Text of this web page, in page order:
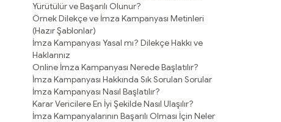
Yürütülür ve Başarılı Olunur?
Örnek Dilekçe ve İmza Kampanyası Metinleri
(Hazır Şablonlar)
İmza Kampanyası Yasal mı? Dilekçe Hakkı ve
Haklarınız
Online İmza Kampanyası Nerede Başlatılır?
İmza Kampanyası Hakkında Sık Sorulan Sorular
İmza Kampanyası Nasıl Başlatılır?
Karar Vericilere En İyi Şekilde Nasıl Ulaşılır?
İmza Kampanyalarının Başarılı Olması İçin Neler